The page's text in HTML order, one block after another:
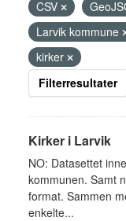
CSV
Larvik kommune
kirker
Filterresultater
Kirker i Larvik
NO: Datasettet
kommunen. Samt
format. Sammen
enkelte...